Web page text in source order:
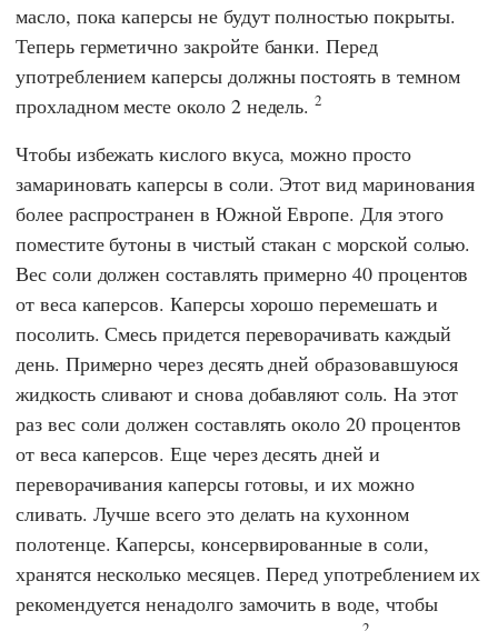
масло, пока каперсы не будут полностью покрыты.
Теперь герметично закройте банки. Перед
употреблением каперсы должны постоять в темном
прохладном месте около 2 недель.2
Чтобы избежать кислого вкуса, можно просто
замариновать каперсы в соли. Этот вид маринования
более распространен в Южной Европе. Для этого
поместите бутоны в чистый стакан с морской солью.
Вес соли должен составлять примерно 40 процентов
от веса каперсов. Каперсы хорошо перемешать и
посолить. Смесь придется переворачивать каждый
день. Примерно через десять дней образовавшуюся
жидкость сливают и снова добавляют соль. На этот
раз вес соли должен составлять около 20 процентов
от веса каперсов. Еще через десять дней и
переворачивания каперсы готовы, и их можно
сливать. Лучше всего это делать на кухонном
полотенце. Каперсы, консервированные в соли,
хранятся несколько месяцев. Перед употреблением их
рекомендуется ненадолго замочить в воде, чтобы